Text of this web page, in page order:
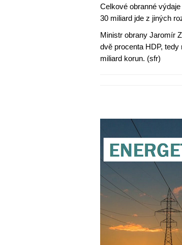
Celkové obranné
30 miliard jde z jiných
Ministr obrany Jaromír
dvě procenta HDP,
miliard korun. (sfr)